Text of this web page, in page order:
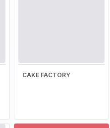
CAKE FACTORY